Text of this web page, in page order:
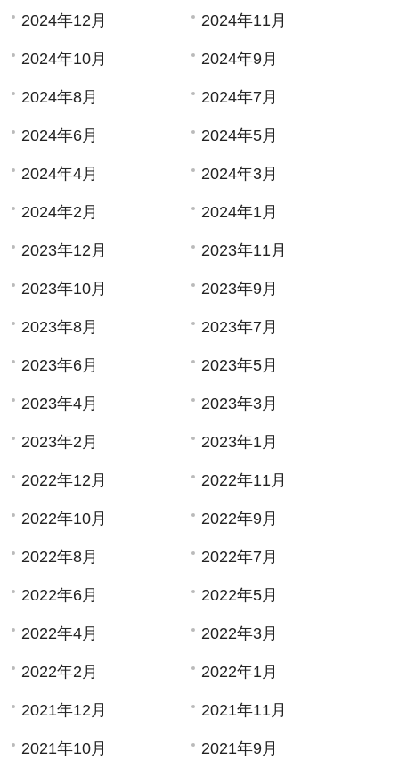
2024年12月 2024年11月
2024年10月 2024年9月
2024年8月 2024年7月
2024年6月 2024年5月
2024年4月 2024年3月
2024年2月 2024年1月
2023年12月 2023年11月
2023年10月 2023年9月
2023年8月 2023年7月
2023年6月 2023年5月
2023年4月 2023年3月
2023年2月 2023年1月
2022年12月 2022年11月
2022年10月 2022年9月
2022年8月 2022年7月
2022年6月 2022年5月
2022年4月 2022年3月
2022年2月 2022年1月
2021年12月 2021年11月
2021年10月 2021年9月